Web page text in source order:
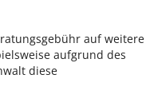
auf weitere
aufgrund des
diese